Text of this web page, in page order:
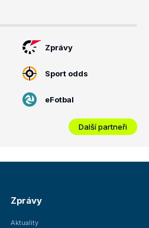
Zprávy
Sport odds
eFotbal
Další partneři
Zprávy
Aktuality